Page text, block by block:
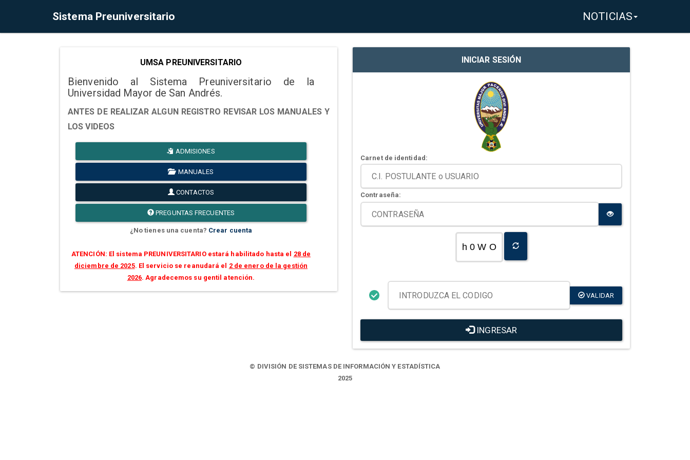
Sistema Preuniversitario NOTICIAS
UMSA PREUNIVERSITARIO
Bienvenido al Sistema Preuniversitario de la
Universidad Mayor de San Andrés.
ANTES DE REALIZAR ALGUN REGISTRO REVISAR LOS MANUALES Y
LOS VIDEOS
ADMISIONES
MANUALES
CONTACTOS
PREGUNTAS FRECUENTES
¿No tienes una cuenta? Crear cuenta
ATENCIÓN: El sistema PREUNIVERSITARIO estará habilitado hasta el 28 de
diciembre de 2025. El servicio se reanudará el 2 de enero de la gestión
2026. Agradecemos su gentil atención.
INICIAR SESIÓN
Carnet de identidad:
Contraseña:
h 0 W O
VALIDAR
INGRESAR
© DIVISIÓN DE SISTEMAS DE INFORMACIÓN Y ESTADÍSTICA
2025